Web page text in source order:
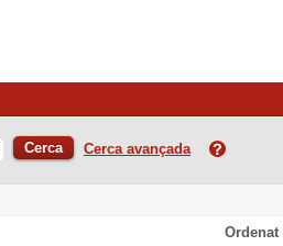
Cerca Cerca avançada